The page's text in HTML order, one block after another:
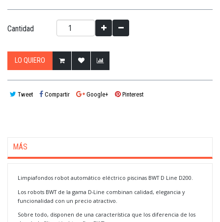
Cantidad
LO QUIERO
Tweet Compartir Google+ Pinterest
MÁS
Limpiafondos robot automático eléctrico piscinas BWT D Line D200.
Los robots BWT de la gama D-Line combinan calidad, elegancia y
funcionalidad con un precio atractivo.
Sobre todo, disponen de una característica que los diferencia de los